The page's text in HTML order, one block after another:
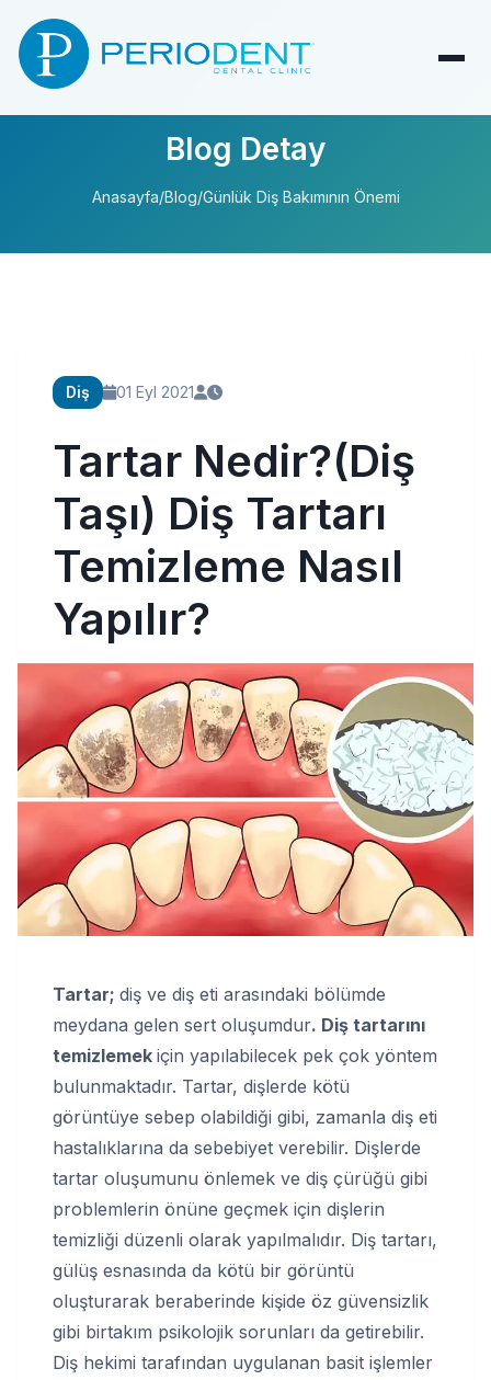
Blog Detay
Anasayfa/Blog/Günlük Diş Bakımının Önemi
Diş 01 Eyl 2021
Tartar Nedir?(Diş
Taşı) Diş Tartarı
Temizleme Nasıl
Yapılır?
Tartar; diş ve diş eti arasındaki bölümde
meydana gelen sert oluşumdur. Diş tartarını
temizlemek için yapılabilecek pek çok yöntem
bulunmaktadır. Tartar, dişlerde kötü
görüntüye sebep olabildiği gibi, zamanla diş eti
hastalıklarına da sebebiyet verebilir. Dişlerde
tartar oluşumunu önlemek ve diş çürüğü gibi
problemlerin önüne geçmek için dişlerin
temizliği düzenli olarak yapılmalıdır. Diş tartarı,
gülüş esnasında da kötü bir görüntü
oluşturarak beraberinde kişide öz güvensizlik
gibi birtakım psikolojik sorunları da getirebilir.
Diş hekimi tarafından uygulanan basit işlemler